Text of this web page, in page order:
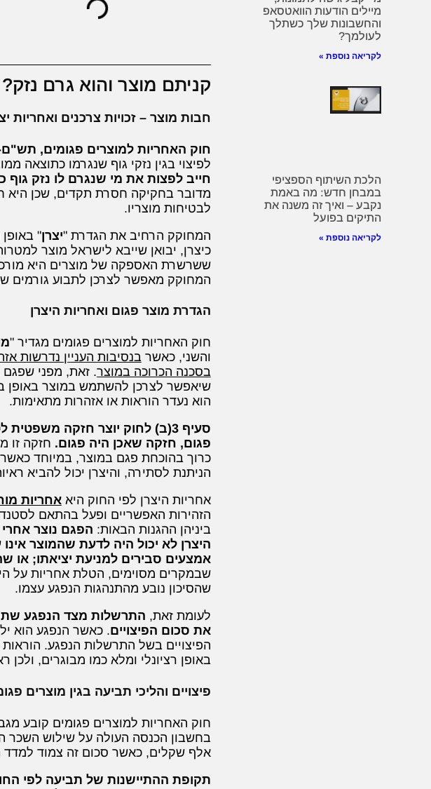
מיילים הודעות הוואטסאפ
והחשבונות שלך כשתלך
לעולמך?
לקריאה נוספת »
הלכת השיתוף הספציפי
במבחן חדש: מה באמת
נקבע – ואיך זה משנה את
התיקים בפועל
לקריאה נוספת »
קניתם מוצר והוא גרם נזק?
חבות מוצר – זכויות צרכנים ואחריות
חוק האחריות למוצרים פגומים, תש"ם-
לפיצוי בגין נזקי גוף שנגרמו כתוצאה
חייב לפצות את מי שנגרם לו נזק
מדובר בחקיקה חסרת תקדים, שכן היא
לבטיחות מוצריו.
המחוקק הרחיב את הגדרת "יצרן"
כיצרן, יבואן שייבא לישראל מוצר
ששרשרת האספקה של מוצרים היא
המחוקק מאפשר לצרכן לתבוע גורמים
הגדרת מוצר פגום ואחריות היצרן
חוק האחריות למוצרים פגומים מגדיר "
והשני, כאשרבנסיבות העניין נדרשות
בסכנה הכרוכה במוצר. זאת, מפני שפגם
שיאפשר לצרכן להשתמש במוצר באופן
הוא נעדר הוראות או אזהרות מתאימות.
סעיף 3(ב) לחוק יוצר חזקה
פגום, חזקה שאכן היה פגום. חזקה זו
כרוך בהוכחת פגם במוצר, במיוחד
הניתנת לסתירה, והיצרן יכול להביא
אחריות היצרן לפי החוק היאאחריות
ביניהן ההגנות הבאות: הפגם נוצר
היצרן לא יכול היה לדעת שהמוצר
אמצעים סבירים למניעת יציאתו; או
שבמקרים מסוימים, הטלת אחריות על
שהסיכון נובע מהתנהגות הנפגע עצמו.
לעומת זאת, התרשלות מצד הנפגע
את סכום הפיצויים
הפיצויים בשל התרשלות הנפגע. הוראות
באופן רציונלי ומלא כמו מבוגרים,
פיצויים והליכי תביעה בגין מוצרים
חוק האחריות למוצרים פגומים קובע
בחשבון הכנסה העולה על שילוש השכר
אלף שקלים, כאשר סכום זה צמוד למדד
תקופת ההתיישנות של תביעה לפי